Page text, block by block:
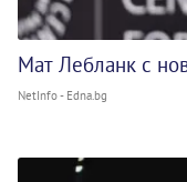
Мат Лебланк с
NetInfo - Edna.bg